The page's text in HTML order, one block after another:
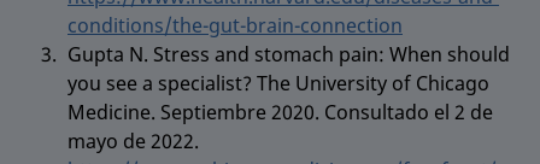
conditions/the-gut-brain-connection
Gupta N. Stress and stomach pain: When should
you see a specialist? The University of Chicago
Medicine. Septiembre 2020. Consultado el 2 de
mayo de 2022.